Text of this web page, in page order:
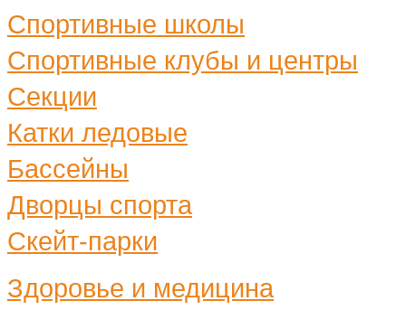
Спортивные школы
Спортивные клубы и центры
Секции
Катки ледовые
Бассейны
Дворцы спорта
Скейт-парки
Здоровье и медицина